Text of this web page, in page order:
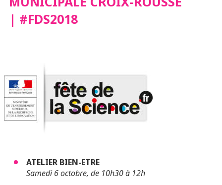
ROUSSE | #FDS2018
| #FDS2018
ATELIER BIEN-ETRE
Samedi 6 octobre, de 10h30 à 12h